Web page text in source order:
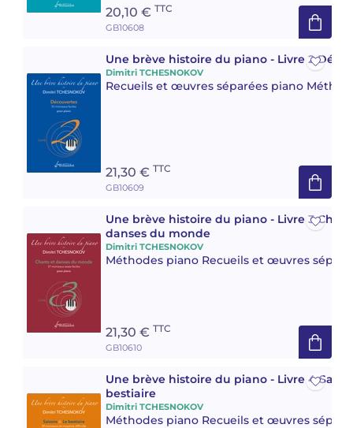
20,10 € TTC
GB10608
Une brève histoire du piano - Livre 2
Dimitri TCHESNOKOV
Recueils et œuvres séparées piano
21,30 € TTC
GB10609
Une brève histoire du piano - Livre 3
danses du monde
Dimitri TCHESNOKOV
Méthodes piano Recueils et œuvres
21,30 € TTC
GB10610
Une brève histoire du piano - Livre 4
bestiaire
Dimitri TCHESNOKOV
Méthodes piano Recueils et œuvres